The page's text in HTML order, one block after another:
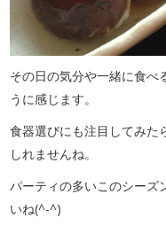
その日の気分や一緒に食べ
うに感じます。
食器選びにも注目してみた
しれませんね。
パーティの多いこのシーズ
いね(^-^)